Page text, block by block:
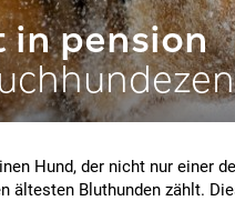
in pension
Hund, der nicht nur einer
ältesten Bluthunden zählt.